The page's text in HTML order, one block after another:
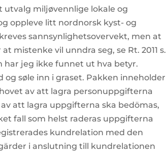
miljøvennlige lokale og
oppleve litt nordnorsk kyst- og
sannsynlighetsovervekt, men at
vil unndra seg, se Rt. 2011 s.
har jeg ikke funnet ut hva betyr.
søle inn i graset. Pakken inneholder
av att lagra personuppgifterna
att lagra uppgifterna ska bedömas,
fall som helst raderas uppgifterna
kundrelation med den
i anslutning till kundrelationen